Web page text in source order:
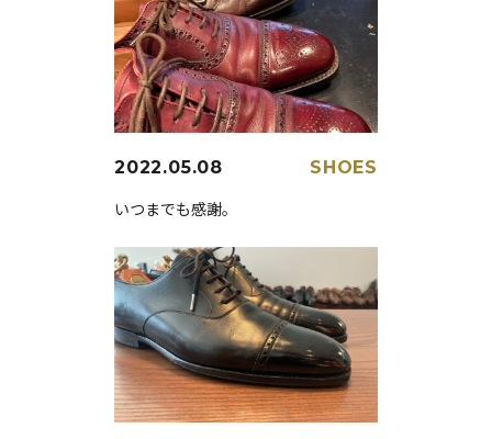
2022.05.08 SHOES
いつまでも感謝。